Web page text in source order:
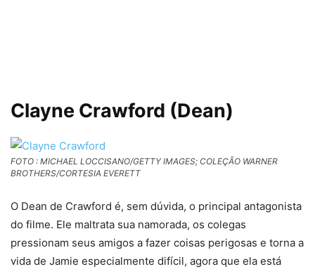
Clayne Crawford (Dean)
FOTO : MICHAEL LOCCISANO/GETTY IMAGES; COLEÇÃO WARNER
BROTHERS/CORTESIA EVERETT
O Dean de Crawford é, sem dúvida, o principal antagonista
do filme. Ele maltrata sua namorada, os colegas
pressionam seus amigos a fazer coisas perigosas e torna a
vida de Jamie especialmente difícil, agora que ela está